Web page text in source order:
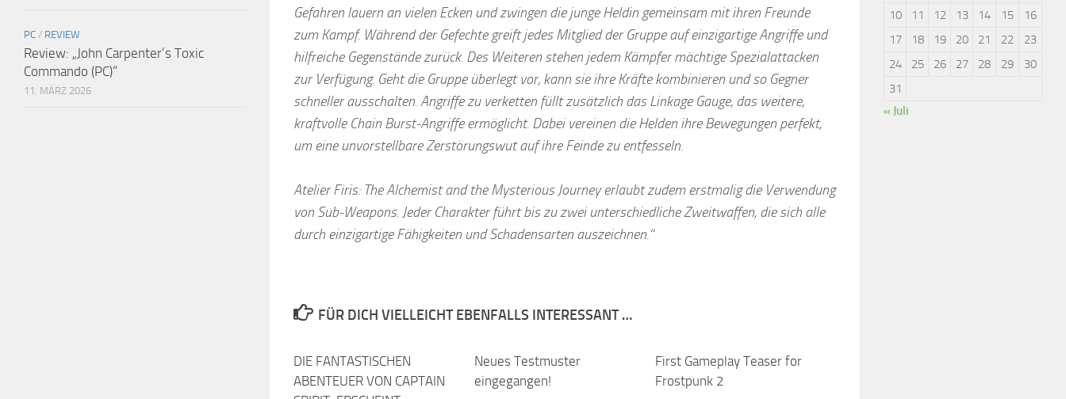
Gefahren lauern an vielen Ecken und zwingen die junge Heldin gemeinsam mit ihren Freunde
zum Kampf. Während der Gefechte greift jedes Mitglied der Gruppe auf einzigartige Angriffe und
hilfreiche Gegenstände zurück. Des Weiteren stehen jedem Kämpfer mächtige Spezialattacken
zur Verfügung. Geht die Gruppe überlegt vor, kann sie ihre Kräfte kombinieren und so Gegner
schneller ausschalten. Angriffe zu verketten füllt zusätzlich das Linkage Gauge, das weitere,
kraftvolle Chain Burst-Angriffe ermöglicht. Dabei vereinen die Helden ihre Bewegungen perfekt,
um eine unvorstellbare Zerstörungswut auf ihre Feinde zu entfesseln.
Atelier Firis: The Alchemist and the Mysterious Journey erlaubt zudem erstmalig die Verwendung
von Sub-Weapons. Jeder Charakter führt bis zu zwei unterschiedliche Zweitwaffen, die sich alle
durch einzigartige Fähigkeiten und Schadensarten auszeichnen.“
FÜR DICH VIELLEICHT EBENFALLS INTERESSANT …
DIE FANTASTISCHEN
ABENTEUER VON CAPTAIN
Neues Testmuster
eingegangen!
First Gameplay Teaser for
Frostpunk 2
PC / REVIEW
Review: „John Carpenter’s Toxic
Commando (PC)“
11. MÄRZ 2026
10
11 12 13 14 15
16
17
18 19 20 21 22
23
24
25 26 27 28 29
30
31
« Juli